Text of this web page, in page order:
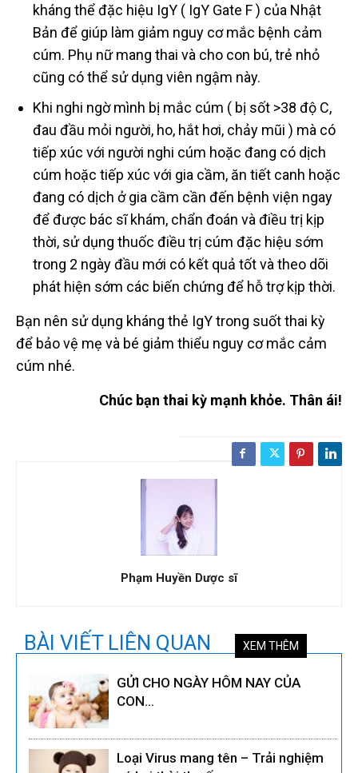
kháng thể đặc hiệu IgY ( IgY Gate F ) của Nhật
Bản để giúp làm giảm nguy cơ mắc bệnh cảm
cúm. Phụ nữ mang thai và cho con bú, trẻ nhỏ
cũng có thể sử dụng viên ngậm này.
Khi nghi ngờ mình bị mắc cúm ( bị sốt >38 độ C,
đau đầu mỏi người, ho, hắt hơi, chảy mũi ) mà có
tiếp xúc với người nghi cúm hoặc đang có dịch
cúm hoặc tiếp xúc với gia cầm, ăn tiết canh hoặc
đang có dịch ở gia cầm cần đến bệnh viện ngay
để được bác sĩ khám, chẩn đoán và điều trị kịp
thời, sử dụng thuốc điều trị cúm đặc hiệu sớm
trong 2 ngày đầu mới có kết quả tốt và theo dõi
phát hiện sớm các biến chứng để hỗ trợ kịp thời.
Bạn nên sử dụng kháng thẻ IgY trong suốt thai kỳ
để bảo vệ mẹ và bé giảm thiểu nguy cơ mắc cảm
cúm nhé.
Chúc bạn thai kỳ mạnh khỏe. Thân ái!
Phạm Huyền Dược sĩ
BÀI VIẾT LIÊN QUAN XEM THÊM
GỬI CHO NGÀY HÔM NAY CỦA
CON…
Loại Virus mang tên – Trải nghiệm